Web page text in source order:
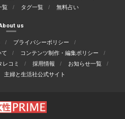
覧 タグ一覧 無料占い
us
プライバシーポリシー
て
コンテンツ制作・編集ポリシー
レコミ 採用情報
お知らせ一覧
主婦と生活社公式サイト